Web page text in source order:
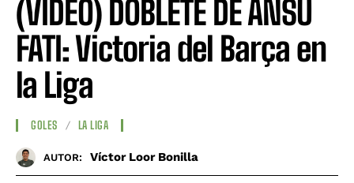
(VIDEO) DOBLETE DE ANSU
FATI: Victoria del Barça en
la Liga
GOLES LA LIGA
AUTOR: Víctor Loor Bonilla